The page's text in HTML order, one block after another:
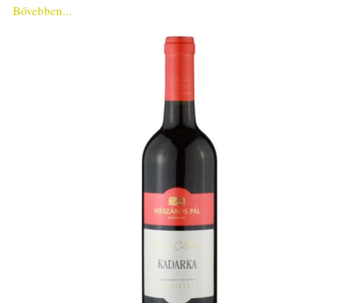
Bővebben...